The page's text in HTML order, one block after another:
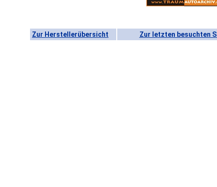
Zur Herstellerübersicht Zur letzten besuchten